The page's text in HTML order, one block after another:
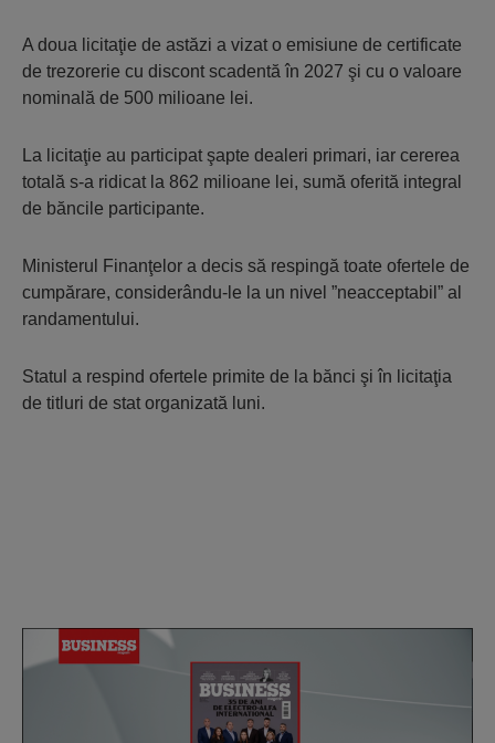
A doua licitaţie de astăzi a vizat o emisiune de certificate
de trezorerie cu discont scadentă în 2027 şi cu o valoare
nominală de 500 milioane lei.
La licitaţie au participat şapte dealeri primari, iar cererea
totală s-a ridicat la 862 milioane lei, sumă oferită integral
de băncile participante.
Ministerul Finanţelor a decis să respingă toate ofertele de
cumpărare, considerându-le la un nivel ”neacceptabil” al
randamentului.
Statul a respind ofertele primite de la bănci şi în licitaţia
de titluri de stat organizată luni.